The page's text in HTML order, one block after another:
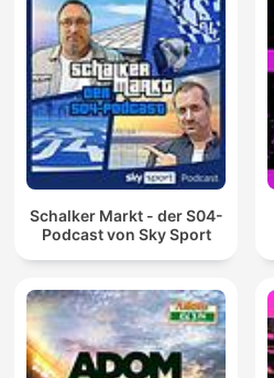
Schalker Markt - der S04-
Podcast von Sky Sport